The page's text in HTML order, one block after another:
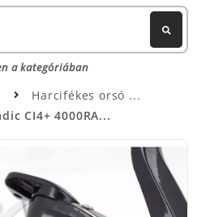
a kategóriában
Harcifékes orsó
CI4+ 4000RA...